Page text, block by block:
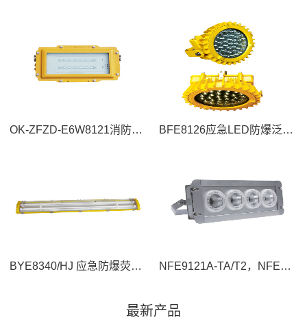
OK-ZFZD-E6W8121消防应急照明灯具 BFE8126应急LED防爆泛光灯
BYE8340/HJ 应急防爆荧光灯 NFE9121A-TA/T2，NFE9121B/K-T1应急LED顶灯
最新产品